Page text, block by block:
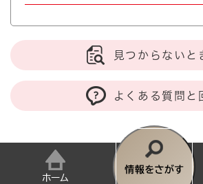
情
トップページ 岸和田市議会
令和4年
別委員会録画中継
見つからないと
よくある質問と